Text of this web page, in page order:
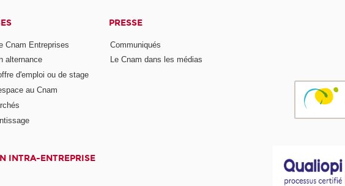
Cnam Entreprises
alternance
d'emploi ou de stage
au Cnam
PRESSE
Communiqués
Le Cnam dans les médias
INTRA-ENTREPRISE